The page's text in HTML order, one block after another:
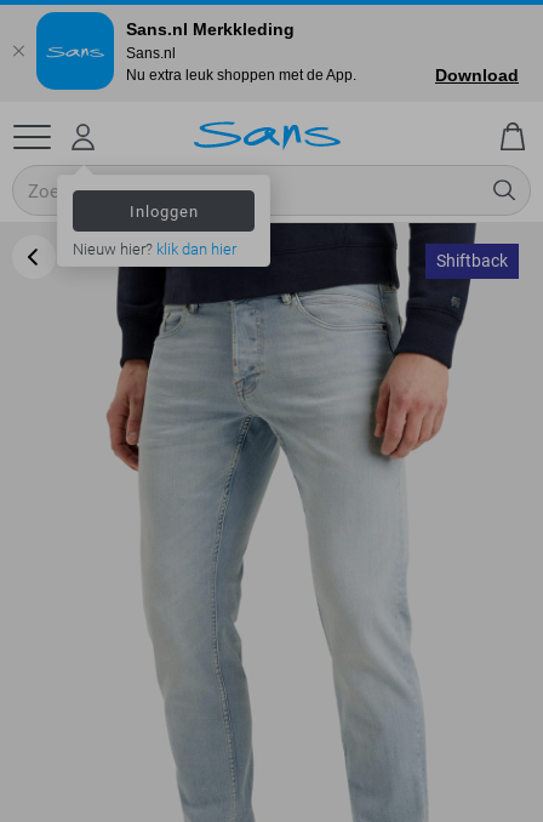
Inloggen
Nieuw hier? klik dan hier
Shiftback
Sans.nl Merkkleding
Sans.nl
Nu extra leuk shoppen met de App.
Download